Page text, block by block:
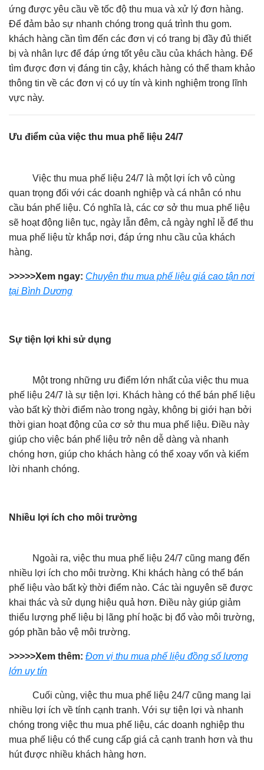
ứng được yêu cầu về tốc độ thu mua và xử lý đơn hàng.
Để đảm bảo sự nhanh chóng trong quá trình thu gom.
khách hàng cần tìm đến các đơn vị có trang bị đầy đủ thiết
bị và nhân lực để đáp ứng tốt yêu cầu của khách hàng. Để
tìm được đơn vị đáng tin cậy, khách hàng có thể tham khảo
thông tin về các đơn vị có uy tín và kinh nghiệm trong lĩnh
vực này.
Ưu điểm của việc thu mua phế liệu 24/7
Việc thu mua phế liệu 24/7 là một lợi ích vô cùng
quan trọng đối với các doanh nghiệp và cá nhân có nhu
cầu bán phế liệu. Có nghĩa là, các cơ sở thu mua phế liệu
sẽ hoạt động liên tục, ngày lẫn đêm, cả ngày nghỉ lễ để thu
mua phế liệu từ khắp nơi, đáp ứng nhu cầu của khách
hàng.
>>>>>Xem ngay: Chuyên thu mua phế liệu giá cao tận nơi
tại Bình Dương
Sự tiện lợi khi sử dụng
Một trong những ưu điểm lớn nhất của việc thu mua
phế liệu 24/7 là sự tiện lợi. Khách hàng có thể bán phế liệu
vào bất kỳ thời điểm nào trong ngày, không bị giới hạn bởi
thời gian hoạt động của cơ sở thu mua phế liệu. Điều này
giúp cho việc bán phế liệu trở nên dễ dàng và nhanh
chóng hơn, giúp cho khách hàng có thể xoay vốn và kiếm
lời nhanh chóng.
Nhiều lợi ích cho môi trường
Ngoài ra, việc thu mua phế liệu 24/7 cũng mang đến
nhiều lợi ích cho môi trường. Khi khách hàng có thể bán
phế liệu vào bất kỳ thời điểm nào. Các tài nguyên sẽ được
khai thác và sử dụng hiệu quả hơn. Điều này giúp giảm
thiểu lượng phế liệu bị lãng phí hoặc bị đổ vào môi trường,
góp phần bảo vệ môi trường.
>>>>>Xem thêm: Đơn vị thu mua phế liệu đồng số lượng
lớn uy tín
Cuối cùng, việc thu mua phế liệu 24/7 cũng mang lại
nhiều lợi ích về tính cạnh tranh. Với sự tiện lợi và nhanh
chóng trong việc thu mua phế liệu, các doanh nghiệp thu
mua phế liệu có thể cung cấp giá cả cạnh tranh hơn và thu
hút được nhiều khách hàng hơn.